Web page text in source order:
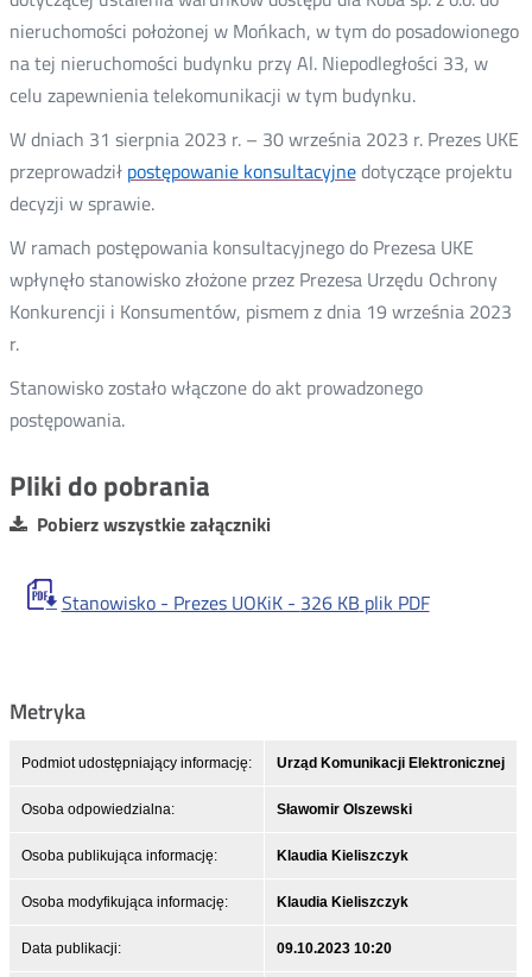
nieruchomości położonej w Mońkach, w tym do posadowionego
na tej nieruchomości budynku przy Al. Niepodległości 33, w
celu zapewnienia telekomunikacji w tym budynku.
W dniach 31 sierpnia 2023 r. – 30 września 2023 r. Prezes UKE
przeprowadził postępowanie konsultacyjnedotyczące projektu
decyzji w sprawie.
W ramach postępowania konsultacyjnego do Prezesa UKE
wpłynęło stanowisko złożone przez Prezesa Urzędu Ochrony
Konkurencji i Konsumentów, pismem z dnia 19 września 2023
r.
Stanowisko zostało włączone do akt prowadzonego
postępowania.
Pliki do pobrania
Pobierz wszystkie załączniki
Stanowisko - Prezes UOKiK - 326 KB plik PDF
Metryka
Podmiot udostępniający informację: Urząd Komunikacji Elektronicznej
Osoba odpowiedzialna: Sławomir Olszewski
Osoba publikująca informację: Klaudia Kieliszczyk
Osoba modyfikująca informację: Klaudia Kieliszczyk
Data publikacji: 09.10.2023 10:20